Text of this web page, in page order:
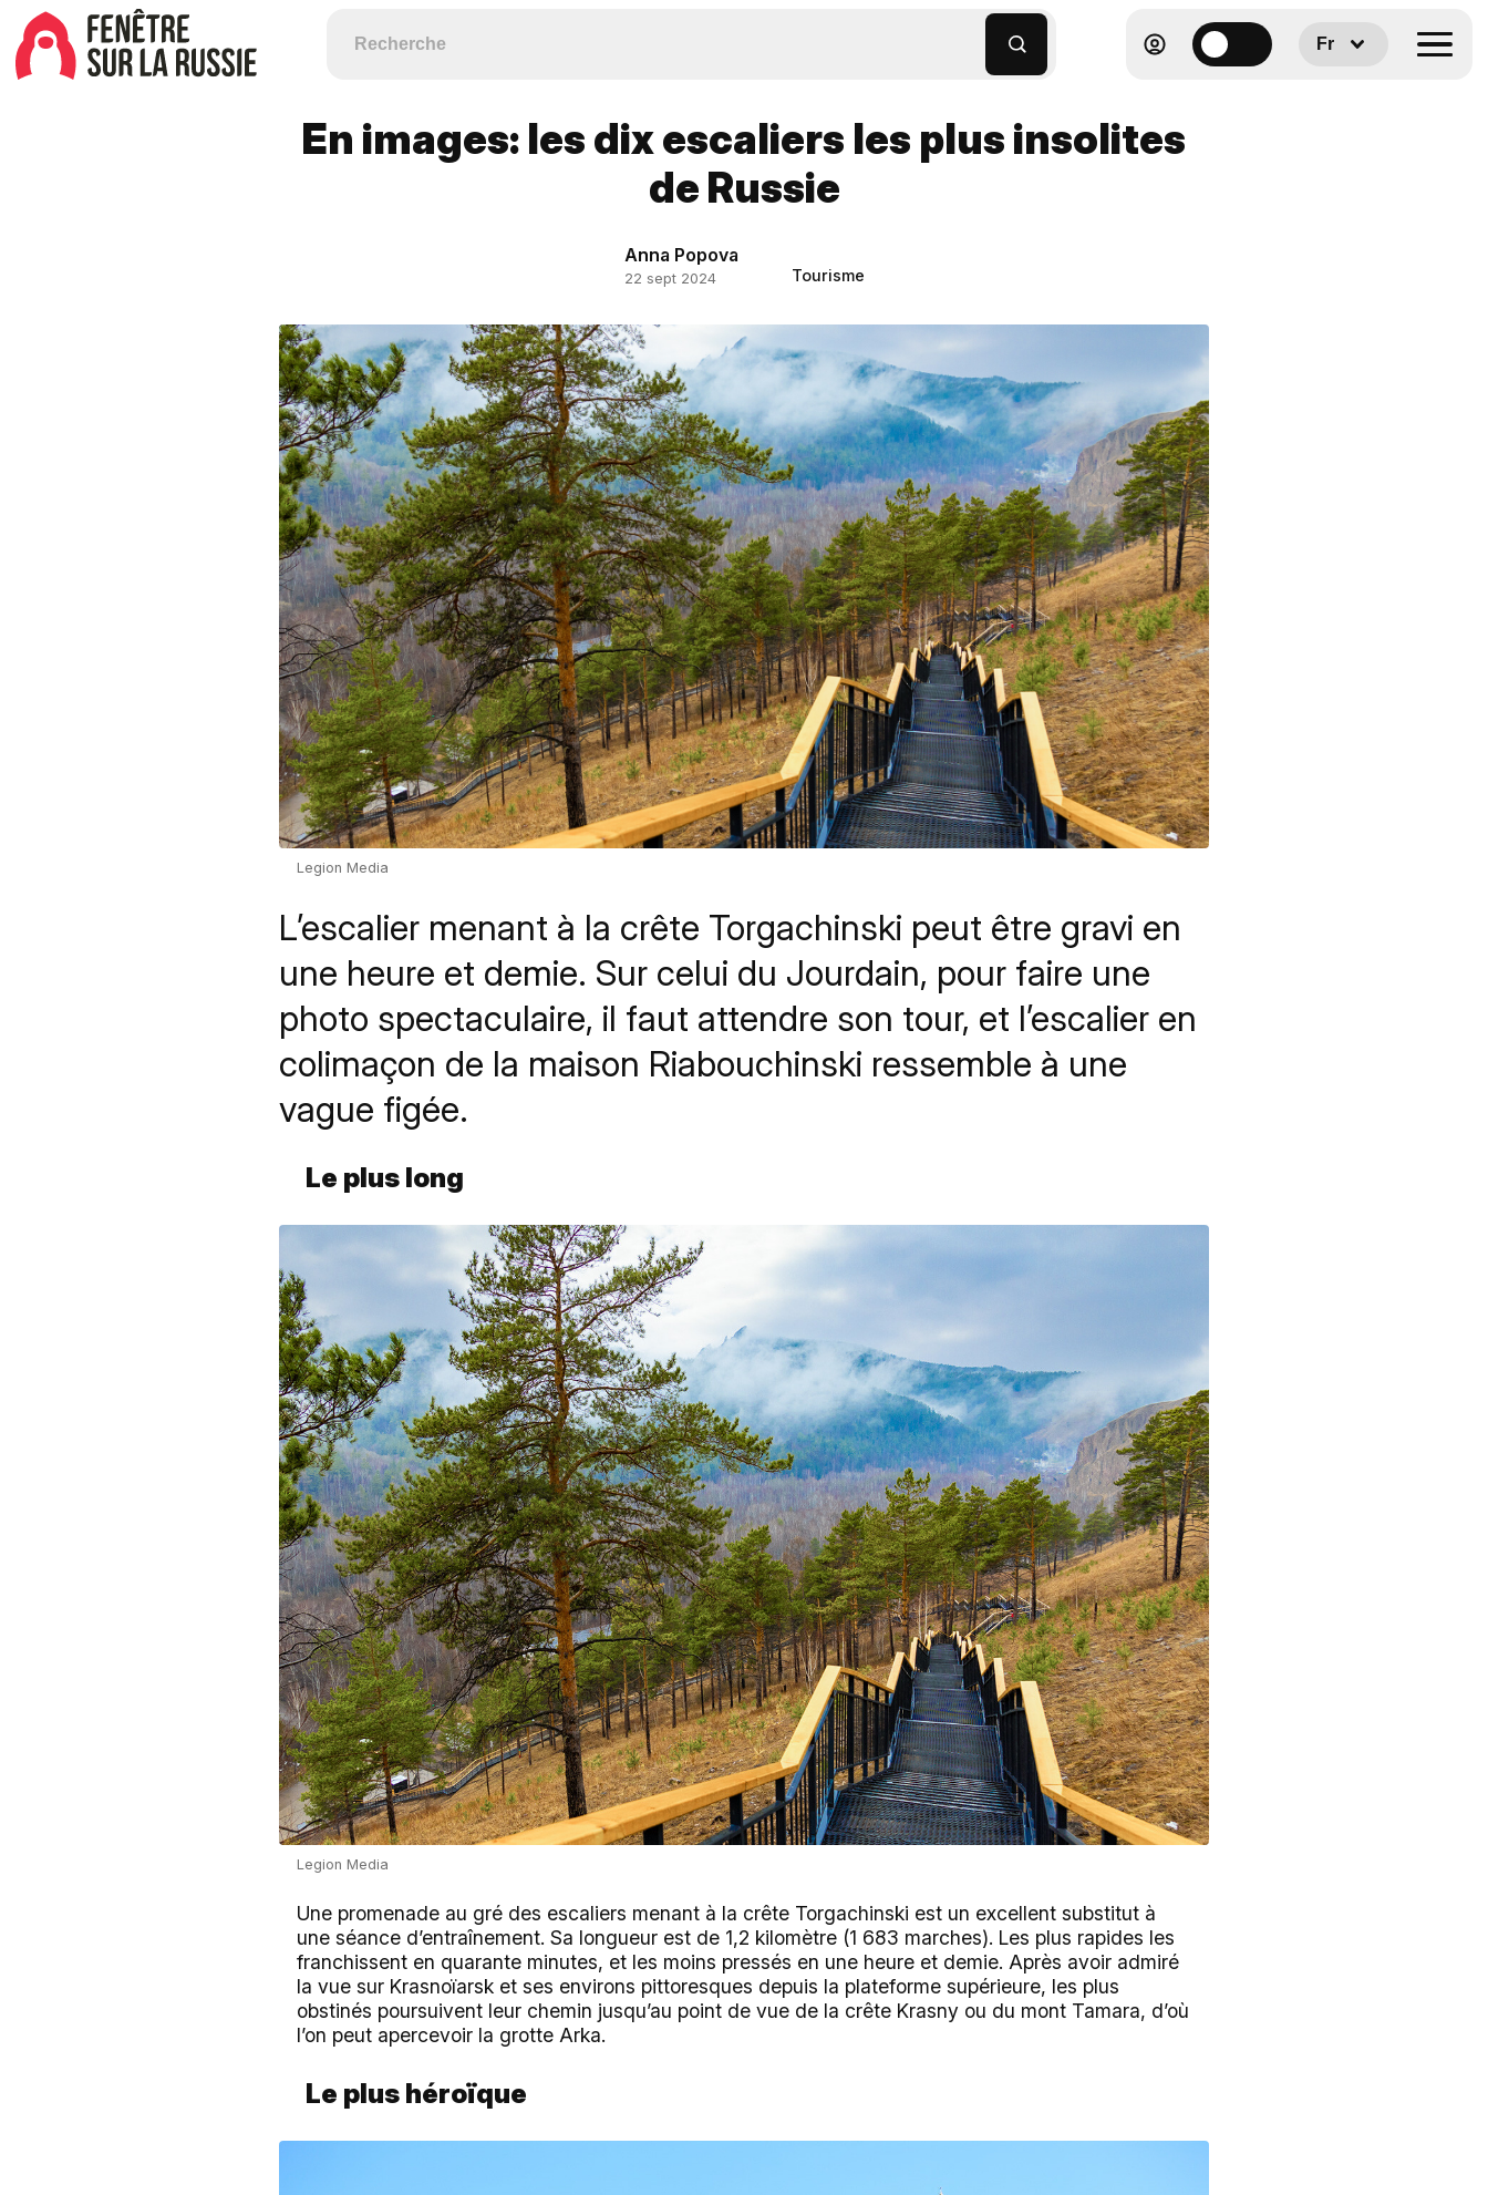
Fr
En images: les dix escaliers les plus insolites
de Russie
Anna Popova
22 sept 2024 Tourisme
Legion Media
L’escalier menant à la crête Torgachinski peut être gravi en
une heure et demie. Sur celui du Jourdain, pour faire une
photo spectaculaire, il faut attendre son tour, et l’escalier en
colimaçon de la maison Riabouchinski ressemble à une
vague figée.
Le plus long
Legion Media
Une promenade au gré des escaliers menant à la crête Torgachinski est un excellent substitut à
une séance d’entraînement. Sa longueur est de 1,2 kilomètre (1 683 marches). Les plus rapides les
franchissent en quarante minutes, et les moins pressés en une heure et demie. Après avoir admiré
la vue sur Krasnoïarsk et ses environs pittoresques depuis la plateforme supérieure, les plus
obstinés poursuivent leur chemin jusqu’au point de vue de la crête Krasny ou du mont Tamara, d’où
l’on peut apercevoir la grotte Arka.
Le plus héroïque